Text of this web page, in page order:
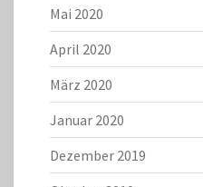
Mai 2020
April 2020
März 2020
Januar 2020
Dezember 2019